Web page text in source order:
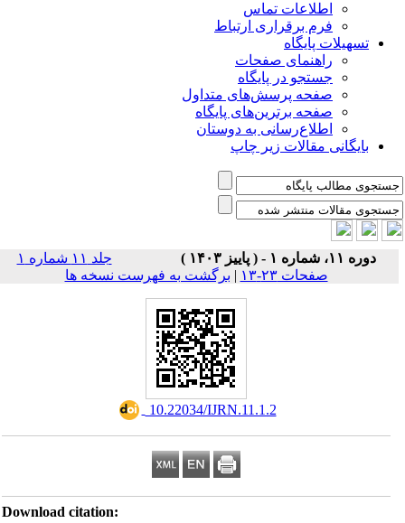
اطلاعات تماس
فرم برقراری ارتباط
تسهیلات پایگاه
راهنمای صفحات
جستجو در پایگاه
صفحه پرسش‌های متداول
صفحه برترین‌های پایگاه
اطلاع‌رسانی به دوستان
بایگانی مقالات زیر چاپ
دوره ۱۱، شماره ۱ - ( پاییز ۱۴۰۳ )
جلد ۱۱ شماره ۱
صفحات ۲۳-۱۳
| برگشت به فهرست نسخه ها
‎ 10.22034/IJRN.11.1.2
Download citation: